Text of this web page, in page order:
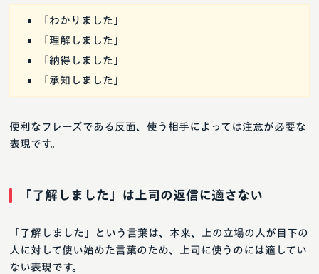
「わかりました」
「理解しました」
「納得しました」
「承知しました」
便利なフレーズである反面、使う相手によっては注意が必要な
表現です。
「了解しました」は上司の返信に適さない
「了解しました」という言葉は、本来、上の立場の人が目下の
人に対して使い始めた言葉のため、上司に使うのには適してい
ない表現です。